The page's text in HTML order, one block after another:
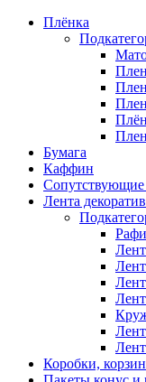
Плёнка
Бумага
Каффин
Сопутствующие
Лента
Коробки,